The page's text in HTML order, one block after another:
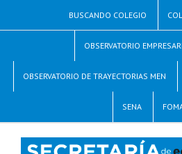
BUSCANDO COLEGIO
OBSERVATORIO
OBSERVATORIO DE TRAYECTORIAS MEN
SENA